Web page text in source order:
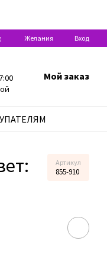
Желания Вход
Мой заказ
Артикул
855-910